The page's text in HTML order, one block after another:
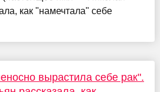
как "намечтала" себе
вырастила себе рак".